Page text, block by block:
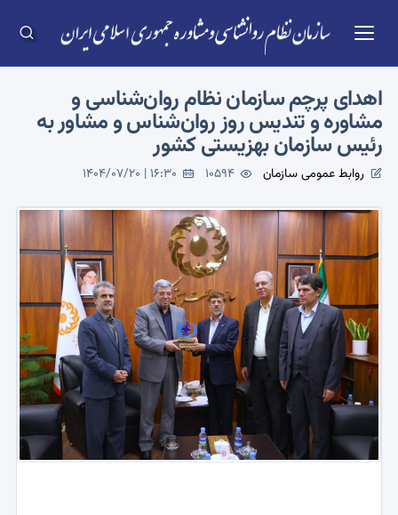
اهدای پرچم سازمان نظام روان‌شناسی و
مشاوره و تندیس روز روان‌شناس و مشاور به
رئیس سازمان بهزیستی کشور
روابط عمومی سازمان 10594
1404/07/20 | 16:30